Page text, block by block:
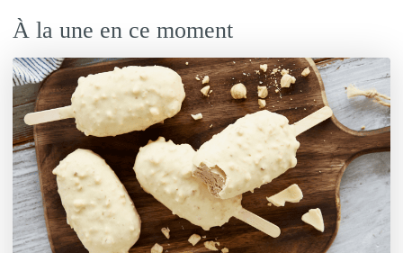
À la une en ce moment